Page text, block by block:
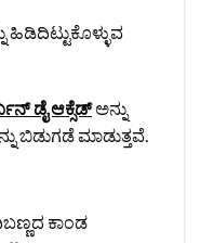
ಹಿಡಿದಿಟ್ಟುಕೊಳ್ಳುವ
ಡೈ ಆಕ್ಸೆಡ್ಅನ್ನು
ಬಿಡುಗಡೆ ಮಾಡುತ್ತವೆ.
ಕಾಂಡ